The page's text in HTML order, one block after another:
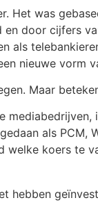
Het was
door cijfers
nieuwe vorm
Maar
als
welke koers te
hebben